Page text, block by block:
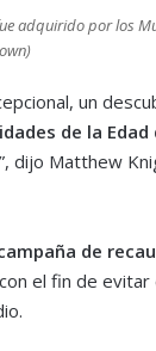
adquirido por los
un
de la Edad
dijo Matthew
de
el fin de